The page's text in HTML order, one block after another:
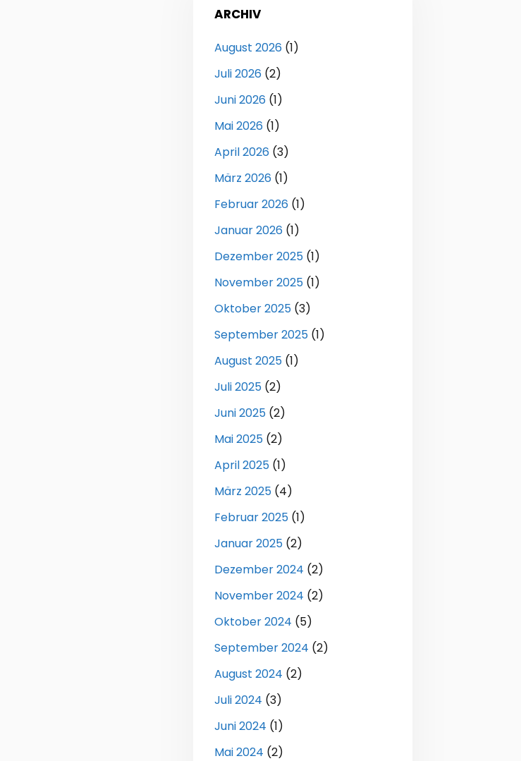
ARCHIV
August 2026 (1)
Juli 2026 (2)
Juni 2026 (1)
Mai 2026 (1)
April 2026 (3)
März 2026 (1)
Februar 2026 (1)
Januar 2026 (1)
Dezember 2025 (1)
November 2025 (1)
Oktober 2025 (3)
September 2025 (1)
August 2025 (1)
Juli 2025 (2)
Juni 2025 (2)
Mai 2025 (2)
April 2025 (1)
März 2025 (4)
Februar 2025 (1)
Januar 2025 (2)
Dezember 2024 (2)
November 2024 (2)
Oktober 2024 (5)
September 2024 (2)
August 2024 (2)
Juli 2024 (3)
Juni 2024 (1)
Mai 2024 (2)